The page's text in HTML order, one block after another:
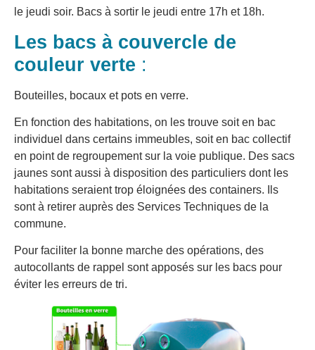
le jeudi soir. Bacs à sortir le jeudi entre 17h et 18h.
Les bacs à couvercle de
couleur verte :
Bouteilles, bocaux et pots en verre.
En fonction des habitations, on les trouve soit en bac
individuel dans certains immeubles, soit en bac collectif
en point de regroupement sur la voie publique. Des sacs
jaunes sont aussi à disposition des particuliers dont les
habitations seraient trop éloignées des containers. Ils
sont à retirer auprès des Services Techniques de la
commune.
Pour faciliter la bonne marche des opérations, des
autocollants de rappel sont apposés sur les bacs pour
éviter les erreurs de tri.